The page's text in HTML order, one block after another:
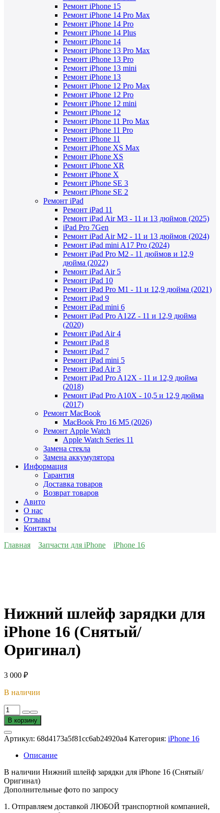
Ремонт iPhone 15
Ремонт iPhone 14 Pro Max
Ремонт iPhone 14 Pro
Ремонт iPhone 14 Plus
Ремонт iPhone 14
Ремонт iPhone 13 Pro Max
Ремонт iPhone 13 Pro
Ремонт iPhone 13 mini
Ремонт iPhone 13
Ремонт iPhone 12 Pro Max
Ремонт iPhone 12 Pro
Ремонт iPhone 12 mini
Ремонт iPhone 12
Ремонт iPhone 11 Pro Max
Ремонт iPhone 11 Pro
Ремонт iPhone 11
Ремонт iPhone XS Max
Ремонт iPhone XS
Ремонт iPhone XR
Ремонт iPhone X
Ремонт iPhone SE 3
Ремонт iPhone SE 2
Ремонт iPad
Ремонт iPad 11
Ремонт iPad Air M3 - 11 и 13 дюймов (2025)
iPad Pro 7Gen
Ремонт iPad Air M2 - 11 и 13 дюймов (2024)
Ремонт iPad mini A17 Pro (2024)
Ремонт iPad Pro M2 - 11 дюймов и 12,9
дюйма (2022)
Ремонт iPad Air 5
Ремонт iPad 10
Ремонт iPad Pro M1 - 11 и 12,9 дюйма (2021)
Ремонт iPad 9
Ремонт iPad mini 6
Ремонт iPad Pro A12Z - 11 и 12,9 дюйма
(2020)
Ремонт iPad Air 4
Ремонт iPad 8
Ремонт iPad 7
Ремонт iPad mini 5
Ремонт iPad Air 3
Ремонт iPad Pro A12X - 11 и 12,9 дюйма
(2018)
Ремонт iPad Pro A10X - 10,5 и 12,9 дюйма
(2017)
Ремонт MacBook
MacBook Pro 16 M5 (2026)
Ремонт Apple Watch
Apple Watch Series 11
Замена стекла
Замена аккумулятора
Информация
Гарантия
Доставка товаров
Возврат товаров
Авито
О нас
Отзывы
Контакты
Главная
Запчасти для iPhone iPhone 16
Нижний шлейф зарядки для
iPhone 16 (Снятый/
Оригинал)
3 000 ₽
В наличии
Количество
товара
Нижний
шлейф
зарядки
iPhone
16
(Снятый/
Оригинал)
В корзину
Артикул: 68d4173a5f81cc6ab24920a4 Категория: iPhone 16
Описание
В наличии Нижний шлейф зарядки для iPhone 16 (Снятый/
Оригинал)
Дополнительные фото по запросу
1. Oтпpавляем доставкой ЛЮБОЙ транспортной компанией,